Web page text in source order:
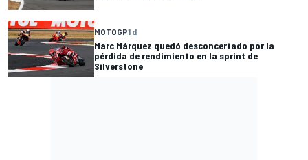
MOTOGP1 d
Marc Márquez quedó desconcertado por la
pérdida de rendimiento en la sprint de
Silverstone